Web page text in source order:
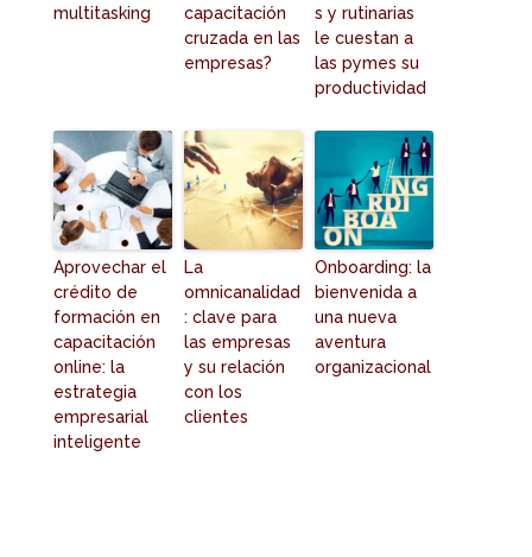
multitasking
capacitación
cruzada en las
empresas?
s y rutinarias
le cuestan a
las pymes su
productividad
Aprovechar el
crédito de
formación en
capacitación
online: la
estrategia
empresarial
inteligente
La
omnicanalidad
: clave para
las empresas
y su relación
con los
clientes
Onboarding: la
bienvenida a
una nueva
aventura
organizacional